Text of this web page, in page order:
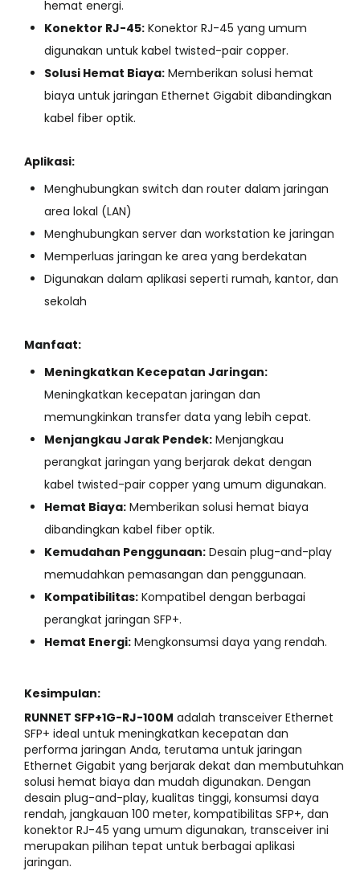
hemat energi.
Konektor RJ-45: Konektor RJ-45 yang umum
digunakan untuk kabel twisted-pair copper.
Solusi Hemat Biaya: Memberikan solusi hemat
biaya untuk jaringan Ethernet Gigabit dibandingkan
kabel fiber optik.
Aplikasi:
Menghubungkan switch dan router dalam jaringan
area lokal (LAN)
Menghubungkan server dan workstation ke jaringan
Memperluas jaringan ke area yang berdekatan
Digunakan dalam aplikasi seperti rumah, kantor, dan
sekolah
Manfaat:
Meningkatkan Kecepatan Jaringan:
Meningkatkan kecepatan jaringan dan
memungkinkan transfer data yang lebih cepat.
Menjangkau Jarak Pendek: Menjangkau
perangkat jaringan yang berjarak dekat dengan
kabel twisted-pair copper yang umum digunakan.
Hemat Biaya: Memberikan solusi hemat biaya
dibandingkan kabel fiber optik.
Kemudahan Penggunaan: Desain plug-and-play
memudahkan pemasangan dan penggunaan.
Kompatibilitas: Kompatibel dengan berbagai
perangkat jaringan SFP+.
Hemat Energi: Mengkonsumsi daya yang rendah.
Kesimpulan:
RUNNET SFP+1G-RJ-100M adalah transceiver Ethernet
SFP+ ideal untuk meningkatkan kecepatan dan
performa jaringan Anda, terutama untuk jaringan
Ethernet Gigabit yang berjarak dekat dan membutuhkan
solusi hemat biaya dan mudah digunakan. Dengan
desain plug-and-play, kualitas tinggi, konsumsi daya
rendah, jangkauan 100 meter, kompatibilitas SFP+, dan
konektor RJ-45 yang umum digunakan, transceiver ini
merupakan pilihan tepat untuk berbagai aplikasi
jaringan.